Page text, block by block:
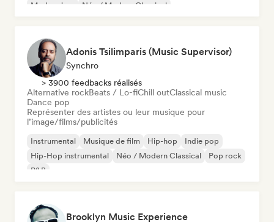
Modern jazz
Néo / Modern Classical
Adonis Tsilimparis (Music Supervisor)
Synchro
> 3900 feedbacks réalisés
Alternative rockBeats / Lo-fiChill outClassical music
Dance pop
Représenter des artistes ou leur musique pour
l’image/films/publicités
Instrumental Musique de film Hip-hop
Indie pop
Hip-Hop instrumental
Néo / Modern Classical
Pop rock
R&B
Brooklyn Music Experience